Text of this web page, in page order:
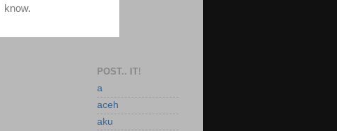
POST.. IT!
a
aceh
aku